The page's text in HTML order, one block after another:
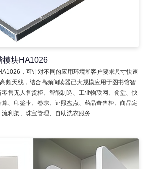
模块HA1026
，可针对不同的应用环境和客户要求尺寸快速
频天线，结合高频阅读器已大规模应用于图书馆智
售无人售货柜、智能制造、工业物联网、食堂、快
、印鉴卡、卷宗、证照盘点、药品寄售柜、商品定
利架、珠宝管理、自助洗衣服务